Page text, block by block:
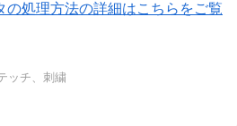
の処理方法の詳細はこちらをご覧
ッチ、刺繍